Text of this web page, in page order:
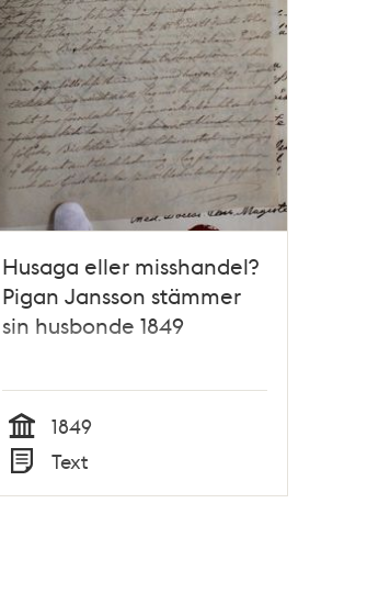
Husaga eller misshandel?
Pigan Jansson stämmer
sin husbonde 1849
Tid
1849
Typ
Text